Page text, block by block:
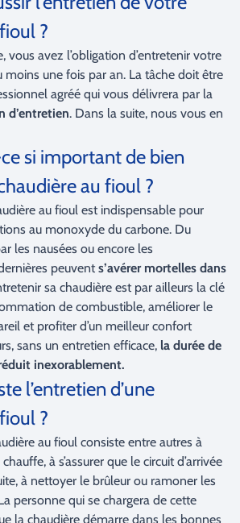
?
vous avez l’obligation d’entretenir votre
moins une fois par an. La tâche doit être
agréé qui vous délivrera par la
d’entretien. Dans la suite, nous vous en
si important de bien
au fioul ?
au fioul est indispensable pour
au monoxyde du carbone. Du
les nausées ou encore les
peuvent s’avérer mortelles dans
sa chaudière est par ailleurs la clé
de combustible, améliorer le
et profiter d’un meilleur confort
sans un entretien efficace, la durée de
inexorablement.
l’entretien d’une
?
au fioul consiste entre autres à
à s’assurer que le circuit d’arrivée
à nettoyer le brûleur ou ramoner les
personne qui se chargera de cette
la chaudière démarre dans les bonnes